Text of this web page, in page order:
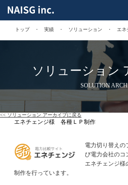
トップ 実績 ソリューション エ
ソリューション
SOLUTION
<< ソリューション アーカイブに戻る
エネチェンジ様 各種ＬＰ制作
電力切り替えの
び電力会社のコ
エネチェンジ様
制作を行っています。